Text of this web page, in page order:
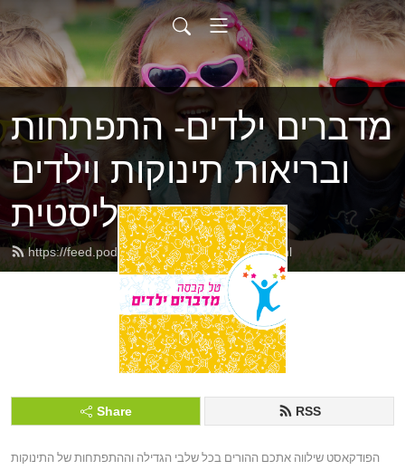
מדברים ילדים- התפתחות
ובריאות תינוקות וילדים
בראייה הוליסטית
https://feed.podbean.com/talkabessa/feed.xml
Share RSS
הפודקאסט שילווה אתכם ההורים בכל שלבי הגדילה וההתפתחות של התינוקות